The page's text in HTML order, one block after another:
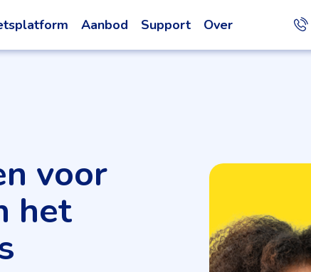
Aanbod Support Over
voor
het